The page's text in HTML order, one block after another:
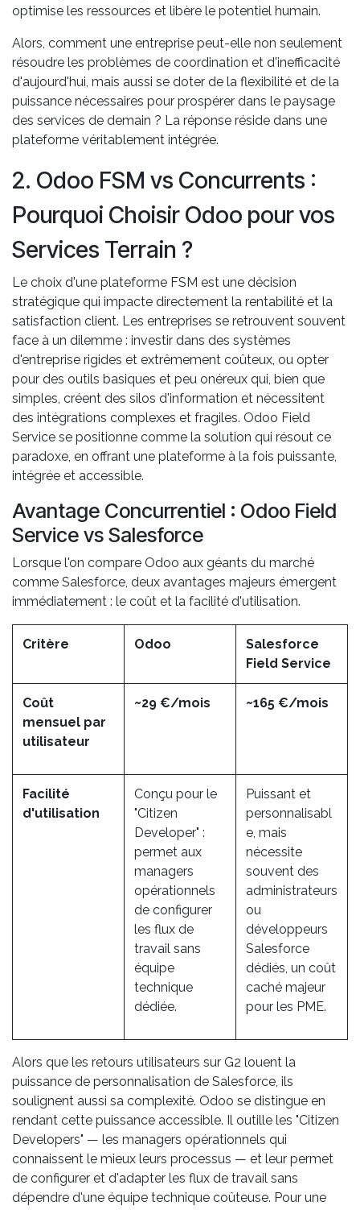
optimise les ressources et libère le potentiel humain.
Alors, comment une entreprise peut-elle non seulement
résoudre les problèmes de coordination et d'inefficacité
d'aujourd'hui, mais aussi se doter de la flexibilité et de la
puissance nécessaires pour prospérer dans le paysage
des services de demain ? La réponse réside dans une
plateforme véritablement intégrée.
2. Odoo FSM vs Concurrents :
Pourquoi Choisir Odoo pour vos
Services Terrain ?
Le choix d'une plateforme FSM est une décision
stratégique qui impacte directement la rentabilité et la
satisfaction client. Les entreprises se retrouvent souvent
face à un dilemme : investir dans des systèmes
d'entreprise rigides et extrêmement coûteux, ou opter
pour des outils basiques et peu onéreux qui, bien que
simples, créent des silos d'information et nécessitent
des intégrations complexes et fragiles. Odoo Field
Service se positionne comme la solution qui résout ce
paradoxe, en offrant une plateforme à la fois puissante,
intégrée et accessible.
Avantage Concurrentiel : Odoo Field
Service vs Salesforce
Lorsque l'on compare Odoo aux géants du marché
comme Salesforce, deux avantages majeurs émergent
immédiatement : le coût et la facilité d'utilisation.
Critère Odoo
Salesforce
Field Service
Coût
mensuel par
utilisateur
~29 €/mois ~165 €/mois
Facilité
d'utilisation
Conçu pour le
"Citizen
Developer" :
permet aux
managers
opérationnels
de configurer
les flux de
travail sans
équipe
technique
dédiée.
Puissant et
personnalisabl
e, mais
nécessite
souvent des
administrateurs
ou
développeurs
Salesforce
dédiés, un coût
caché majeur
pour les PME.
Alors que les retours utilisateurs sur G2 louent la
puissance de personnalisation de Salesforce, ils
soulignent aussi sa complexité. Odoo se distingue en
rendant cette puissance accessible. Il outille les "Citizen
Developers" — les managers opérationnels qui
connaissent le mieux leurs processus — et leur permet
de configurer et d'adapter les flux de travail sans
dépendre d'une équipe technique coûteuse. Pour une